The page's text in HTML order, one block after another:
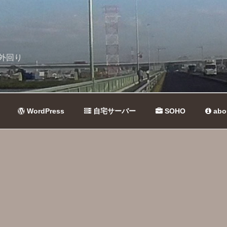
回り
WordPress 自宅サーバー SOHO